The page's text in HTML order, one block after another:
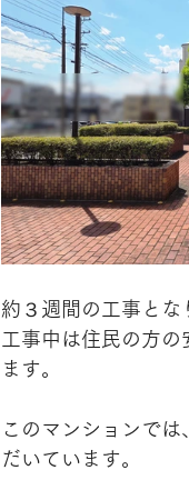
約３週間の工事とな
工事中は住民の方
ます。
このマンションで
だいています。